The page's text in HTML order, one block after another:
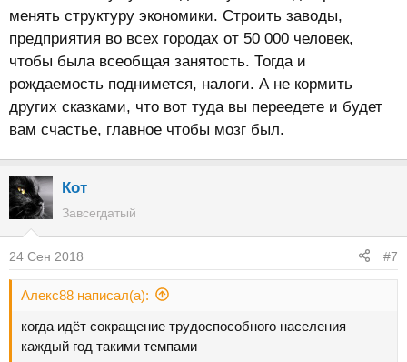
менять структуру экономики. Строить заводы,
предприятия во всех городах от 50 000 человек,
чтобы была всеобщая занятость. Тогда и
рождаемость поднимется, налоги. А не кормить
других сказками, что вот туда вы переедете и будет
вам счастье, главное чтобы мозг был.
Кот
Завсегдатый
24 Сен 2018 #7
Алекс88 написал(а):
когда идёт сокращение трудоспособного населения
каждый год такими темпами